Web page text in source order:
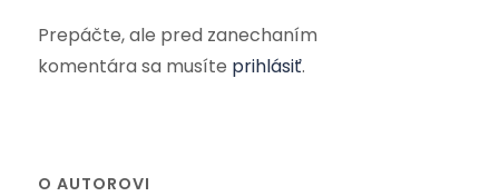
Prepáčte, ale pred zanechaním
komentára sa musíte prihlásiť.
O AUTOROVI